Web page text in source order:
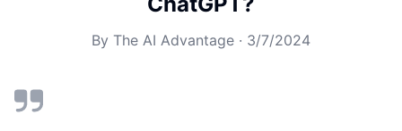
By The AI Advantage · 3/7/2024